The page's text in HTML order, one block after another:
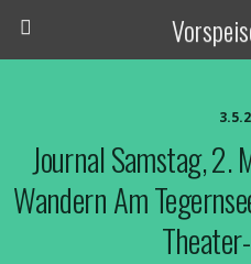
Journal Samstag,
Wandern Am